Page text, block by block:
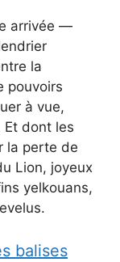
arrivée —
la
pouvoirs
à vue,
Et dont les
la perte de
Lion, joyeux
yelkouans,
balises